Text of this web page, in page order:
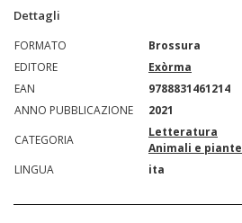
Dettagli
FORMATO
Brossura
EDITORE
Exòrma
EAN
9788831461214
ANNO PUBBLICAZIONE
2021
CATEGORIA
Letteratura
Animali e piante
LINGUA
ita